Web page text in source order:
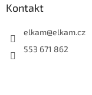
Kontakt
elkam@elkam.cz
553 671 862